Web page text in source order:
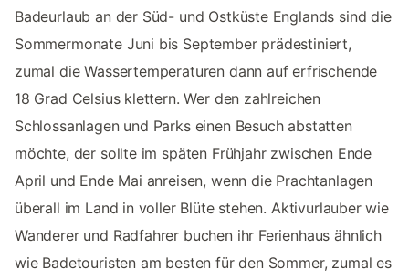
Badeurlaub an der Süd- und Ostküste Englands sind die
Sommermonate Juni bis September prädestiniert,
zumal die Wassertemperaturen dann auf erfrischende
18 Grad Celsius klettern. Wer den zahlreichen
Schlossanlagen und Parks einen Besuch abstatten
möchte, der sollte im späten Frühjahr zwischen Ende
April und Ende Mai anreisen, wenn die Prachtanlagen
überall im Land in voller Blüte stehen. Aktivurlauber wie
Wanderer und Radfahrer buchen ihr Ferienhaus ähnlich
wie Badetouristen am besten für den Sommer, zumal es